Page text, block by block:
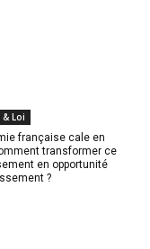
Loi
française cale en
transformer ce
en opportunité
?